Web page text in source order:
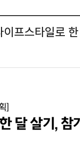
프스타일로